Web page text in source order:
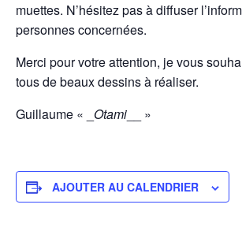
muettes. N’hésitez pas à diffuser
personnes concernées.
Merci pour votre attention, je vous
tous de beaux dessins à réaliser.
Guillaume « _ Otami __ »
AJOUTER AU CALENDRIER